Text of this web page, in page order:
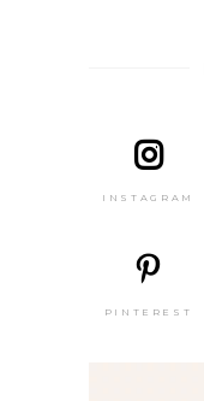
INSTAGRAM
PINTEREST